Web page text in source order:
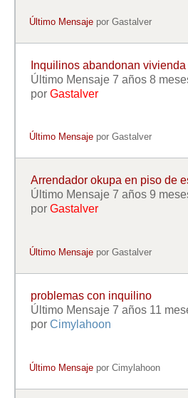
Último Mensaje porGastalver
Inquilinos abandonan
Último Mensaje 7 años 8
por Gastalver
Último Mensaje porGastalver
Arrendador okupa en piso de
Último Mensaje 7 años 9
por Gastalver
Último Mensaje porGastalver
problemas con inquilino
Último Mensaje 7 años 11
por Cimylahoon
Último Mensaje porCimylahoon